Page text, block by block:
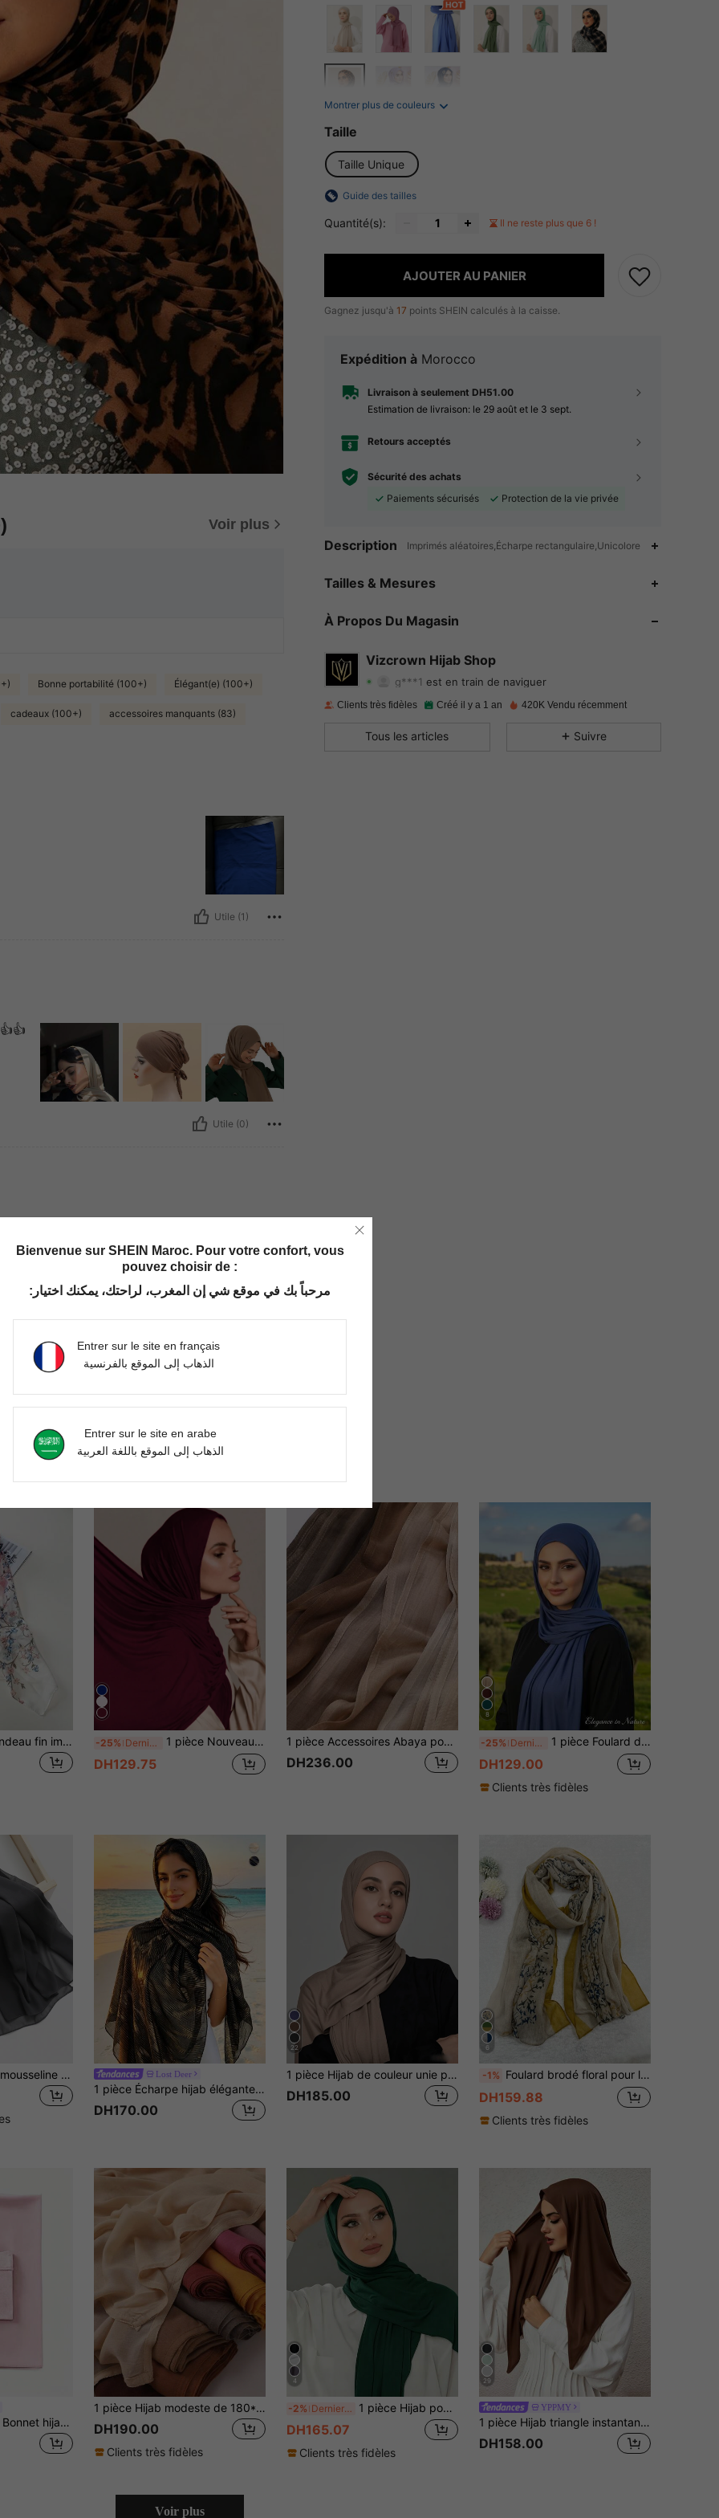
Voir plus
Bonne portabilité (100+) Élégant(e) (100+)
cadeaux (100+) accessoires manquants (83)
Utile (1)
Utile (0)
Montrer plus de couleurs
Taille
Taille Unique
Guide des tailles
Quantité(s): Il ne reste plus que 6 !
AJOUTER AU PANIER
Gagnez jusqu'à 17 points SHEIN calculés à la caisse.
Expédition à Morocco
Livraison à seulement DH51.00
Estimation de livraison: le 29 août et le 3 sept.
Retours acceptés
Sécurité des achats
Paiements sécurisés
Protection de la vie privée
Description Imprimés aléatoires,Écharpe rectangulaire,Unicolore
Tailles & Mesures
À Propos Du Magasin
Vizcrown Hijab Shop
est en train de naviguer
4.92 Evaluation 404Articles 26K
Clients très fidèles Créé il y a 1 an 420K Vendu récemment
Tous les articles Suivre
1 pièce Foulard/Bandeau fin imprimé à la mode pour femmes, convient pour un port quotidien -25% Derniers 3 jours 1 pièce Nouveau foulard tricoté surdimensionné, écharpe décontracté en couleur unie douce pour femmes
DH129.75
1 pièce Accessoires Abaya pour femmes, foulard large en modal de couleur unie, foulard de tête respirant et polyvalent, châle doux, bandeau hijab vêtements voilés
DH236.00
8
-25% Derniers 3 jours 1 pièce Foulard de tête classique doux et agréable à la peau pour femmes, pour diverses occasions - Foulard de tête en soie artificielle de couleur unie, Écharpe
DH129.00
Clients très fidèles
1 pièce Foulard en mousseline de soie unicolore pour la vie quotidienne, la plage, les vacances Lost Deer
1 pièce Écharpe hijab élégante et simple imprimée à la feuille d'or, châle léger à la mode pour femmes, polyvalent pour l'extérieur/la plage pour la robe
DH170.00
22
1 pièce Hijab de couleur unie pour femme, foulard élégant et doux, cache-tête polyvalent et confortable, convient pour le port quotidien avec des vêtements
DH185.00
6
-1% Foulard brodé floral pour la vie quotidienne, pour l'extérieur et les voyages, style boho, pour l'hiver et l'automne
DH159.88
Clients très fidèles
Ensemble 2 pièces Bonnet hijab tube simple en coton mercerisé + Foulard léger en mousseline, ensemble hijab en jersey, convient pour un usage quotidien
1 pièce Hijab modeste de 180*85cm pour femmes, couleur unie, respirant et doux, foulard musulman
DH190.00
Clients très fidèles
4
-2% Derniers 3 jours 1 pièce Hijab pour femmes musulmanes en modal élastique doux de couleur unie
DH165.07
Clients très fidèles
29
YPPMY
1 pièce Hijab triangle instantané, design tout-en-un à nouer, enveloppement rapide sans glisser, sans sous-coiffe ni pliage nécessaire, convient pour le port quotidien, la prière et les sorties
DH158.00
Voir plus
Bienvenue sur SHEIN Maroc. Pour votre confort, vous
pouvez choisir de :
مرحباً بك في موقع شي إن المغرب، لراحتك، يمكنك اختيار:
Entrer sur le site en français
الذهاب إلى الموقع بالفرنسية
Entrer sur le site en arabe
الذهاب إلى الموقع باللغة العربية